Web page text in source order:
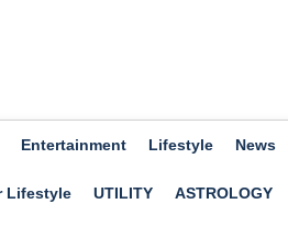
Entertainment Lifestyle News
Lifestyle UTILITY ASTROLOGY